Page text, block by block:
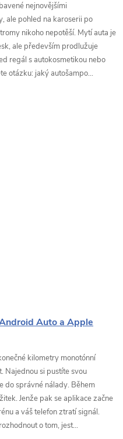
nejnovějšími
ale pohled na karoserii po
nikoho nepotěší. Mytí auta je
ale především prodlužuje
regál s autokosmetikou nebo
otázku: jaký autošampo...
Auto a Apple
kilometry monotónní
Najednou si pustíte svou
do správné nálady. Během
Jenže pak se aplikace začne
a váš telefon ztratí signál.
o tom, jest...